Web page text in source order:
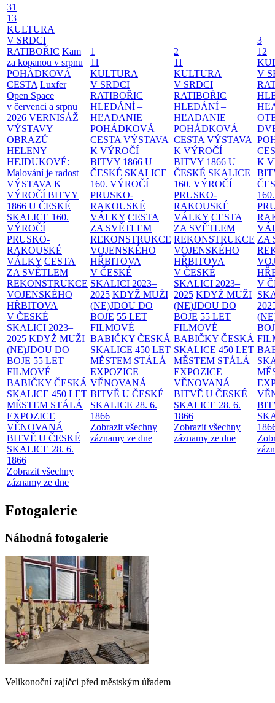
31
13
KULTURA
V SRDCI
RATIBOŘIC Kam
za kopanou v srpnu
POHÁDKOVÁ
CESTA Luxfer
Open Space
v červenci a srpnu
2026 VERNISÁŽ
VÝSTAVY
OBRAZŮ
HELENY
HEJDUKOVÉ:
Malování je radost
VÝSTAVA K
VÝROČÍ BITVY
1866 U ČESKÉ
SKALICE 160.
VÝROČÍ
PRUSKO-
RAKOUSKÉ
VÁLKY CESTA
ZA SVĚTLEM
REKONSTRUKCE
VOJENSKÉHO
HŘBITOVA
V ČESKÉ
SKALICI 2023–
2025 KDYŽ MUŽI
(NE)JDOU DO
BOJE 55 LET
FILMOVÉ
BABIČKY ČESKÁ
SKALICE 450 LET
MĚSTEM STÁLÁ
EXPOZICE
VĚNOVANÁ
BITVĚ U ČESKÉ
SKALICE 28. 6.
1866
Zobrazit všechny
záznamy ze dne
1
11
KULTURA
V SRDCI
RATIBOŘIC
HLEDÁNÍ –
HĽADANIE
POHÁDKOVÁ
CESTA VÝSTAVA
K VÝROČÍ
BITVY 1866 U
ČESKÉ SKALICE
160. VÝROČÍ
PRUSKO-
RAKOUSKÉ
VÁLKY CESTA
ZA SVĚTLEM
REKONSTRUKCE
VOJENSKÉHO
HŘBITOVA
V ČESKÉ
SKALICI 2023–
2025 KDYŽ MUŽI
(NE)JDOU DO
BOJE 55 LET
FILMOVÉ
BABIČKY ČESKÁ
SKALICE 450 LET
MĚSTEM STÁLÁ
EXPOZICE
VĚNOVANÁ
BITVĚ U ČESKÉ
SKALICE 28. 6.
1866
Zobrazit všechny
záznamy ze dne
2
11
KULTURA
V SRDCI
RATIBOŘIC
HLEDÁNÍ –
HĽADANIE
POHÁDKOVÁ
CESTA VÝSTAVA
K VÝROČÍ
BITVY 1866 U
ČESKÉ SKALICE
160. VÝROČÍ
PRUSKO-
RAKOUSKÉ
VÁLKY CESTA
ZA SVĚTLEM
REKONSTRUKCE
VOJENSKÉHO
HŘBITOVA
V ČESKÉ
SKALICI 2023–
2025 KDYŽ MUŽI
(NE)JDOU DO
BOJE 55 LET
FILMOVÉ
BABIČKY ČESKÁ
SKALICE 450 LET
MĚSTEM STÁLÁ
EXPOZICE
VĚNOVANÁ
BITVĚ U ČESKÉ
SKALICE 28. 6.
1866
Zobrazit všechny
záznamy ze dne
3
12
V
K
ZA
V
Fotogalerie
Náhodná fotogalerie
Velikonoční zajíčci před městským úřadem